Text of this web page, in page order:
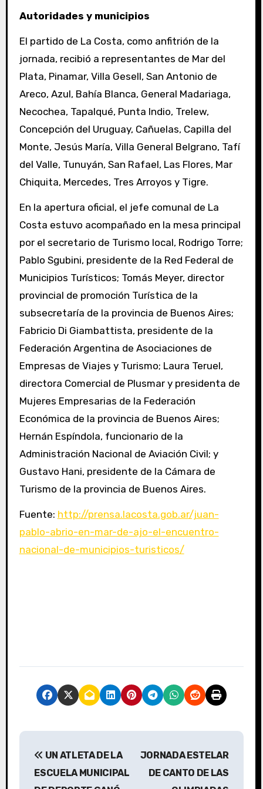
Autoridades y municipios
El partido de La Costa, como anfitrión de la
jornada, recibió a representantes de Mar del
Plata, Pinamar, Villa Gesell, San Antonio de
Areco, Azul, Bahía Blanca, General Madariaga,
Necochea, Tapalqué, Punta Indio, Trelew,
Concepción del Uruguay, Cañuelas, Capilla del
Monte, Jesús María, Villa General Belgrano, Tafí
del Valle, Tunuyán, San Rafael, Las Flores, Mar
Chiquita, Mercedes, Tres Arroyos y Tigre.
En la apertura oficial, el jefe comunal de La
Costa estuvo acompañado en la mesa principal
por el secretario de Turismo local, Rodrigo Torre;
Pablo Sgubini, presidente de la Red Federal de
Municipios Turísticos; Tomás Meyer, director
provincial de promoción Turística de la
subsecretaría de la provincia de Buenos Aires;
Fabricio Di Giambattista, presidente de la
Federación Argentina de Asociaciones de
Empresas de Viajes y Turismo; Laura Teruel,
directora Comercial de Plusmar y presidenta de
Mujeres Empresarias de la Federación
Económica de la provincia de Buenos Aires;
Hernán Espíndola, funcionario de la
Administración Nacional de Aviación Civil; y
Gustavo Hani, presidente de la Cámara de
Turismo de la provincia de Buenos Aires.
Fuente: http://prensa.lacosta.gob.ar/juan-
pablo-abrio-en-mar-de-ajo-el-encuentro-
nacional-de-municipios-turisticos/
N
UN ATLETA DE LA
ESCUELA MUNICIPAL
JORNADA ESTELAR
DE CANTO DE LAS